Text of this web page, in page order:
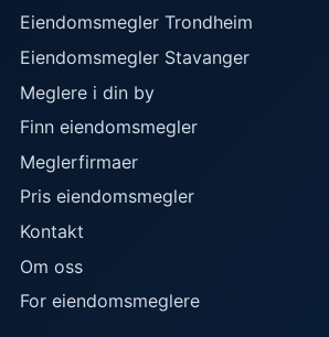
Eiendomsmegler Trondheim
Eiendomsmegler Stavanger
Meglere i din by
Finn eiendomsmegler
Meglerfirmaer
Pris eiendomsmegler
Kontakt
Om oss
For eiendomsmeglere